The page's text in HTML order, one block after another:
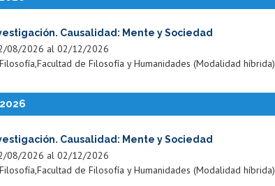
Causalidad: Mente y Sociedad
08/2026 al 02/12/2026
de Filosofía y Humanidades (Modalidad híbrida)
Causalidad: Mente y Sociedad
08/2026 al 02/12/2026
de Filosofía y Humanidades (Modalidad híbrida)